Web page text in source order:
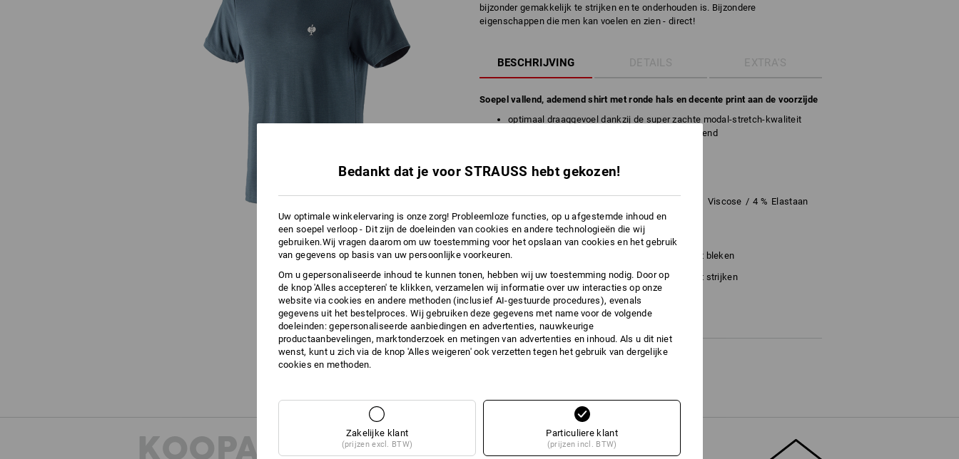
bijzonder gemakkelijk te strijken en te onderhouden is. Bijzondere
eigenschappen die men kan voelen en zien - direct!
BESCHRIJVING DETAILS EXTRA'S
Soepel vallend, ademend shirt met ronde hals en decente print aan de voorzijde
optimaal draaggevoel dankzij de super zachte modal-stretch-kwaliteit
aangenaam verkoelend, elastisch en sneldrogend
Viscose / 4 % Elastaan
(ca. 180 g/m²)
Wasvoorschrift:
Machinewas 40°C
Niet bleken
Drogen in droger behoedzaam
Niet strijken
Niet droog reinigen
KOOPADVIES
Bedankt dat je voor STRAUSS hebt gekozen!
Uw optimale winkelervaring is onze zorg! Probleemloze functies, op u afgestemde inhoud en
een soepel verloop - Dit zijn de doeleinden van cookies en andere technologieën die wij
gebruiken.Wij vragen daarom om uw toestemming voor het opslaan van cookies en het gebruik
van gegevens op basis van uw persoonlijke voorkeuren.
Om u gepersonaliseerde inhoud te kunnen tonen, hebben wij uw toestemming nodig. Door op
de knop 'Alles accepteren' te klikken, verzamelen wij informatie over uw interacties op onze
website via cookies en andere methoden (inclusief AI-gestuurde procedures), evenals
gegevens uit het bestelproces. Wij gebruiken deze gegevens met name voor de volgende
doeleinden: gepersonaliseerde aanbiedingen en advertenties, nauwkeurige
productaanbevelingen, marktonderzoek en metingen van advertenties en inhoud. Als u dit niet
wenst, kunt u zich via de knop 'Alles weigeren' ook verzetten tegen het gebruik van dergelijke
cookies en methoden.
Zakelijke klant
(prijzen excl. BTW)
Particuliere klant
(prijzen incl. BTW)